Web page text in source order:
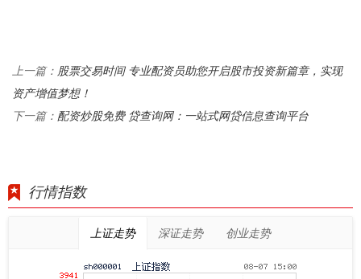
上一篇： 股票交易时间 专业配资员助您开启股市投资新篇章，实现
资产增值梦想！
下一篇： 配资炒股免费 贷查询网：一站式网贷信息查询平台
行情指数
上证走势 深证走势 创业走势